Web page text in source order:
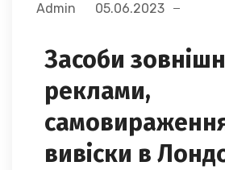
Admin 05.06.2023
Засоби
реклами,
вивіски в